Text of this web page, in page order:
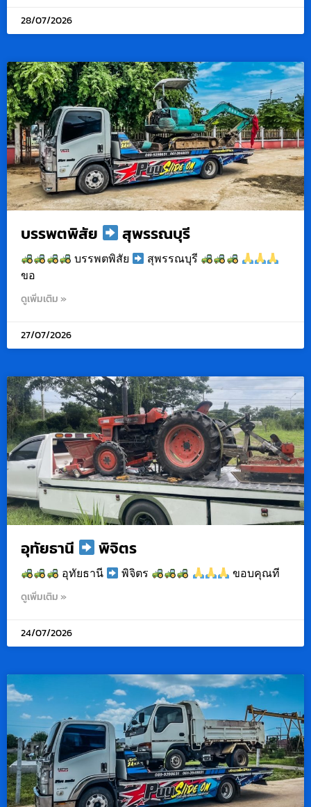
28/07/2026
บรรพตพิสัย สุพรรณบุรี
บรรพตพิสัย
สุพรรณบุรี
ขอ
ดูเพิ่มเติม »
27/07/2026
อุทัยธานี พิจิตร
อุทัยธานี พิจิตร ขอบคุณที
ดูเพิ่มเติม »
24/07/2026